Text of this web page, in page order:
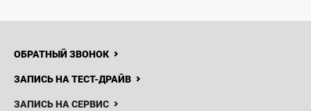
ОБРАТНЫЙ ЗВОНОК
ЗАПИСЬ НА ТЕСТ-ДРАЙВ
ЗАПИСЬ НА СЕРВИС